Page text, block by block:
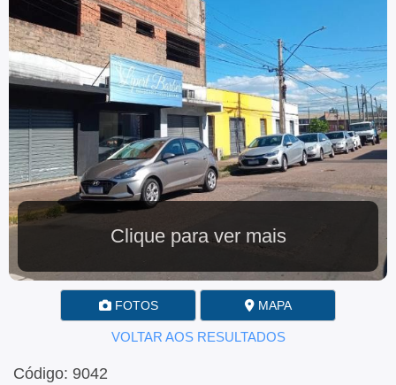
Clique para ver mais
FOTOS MAPA
VOLTAR AOS RESULTADOS
Código: 9042